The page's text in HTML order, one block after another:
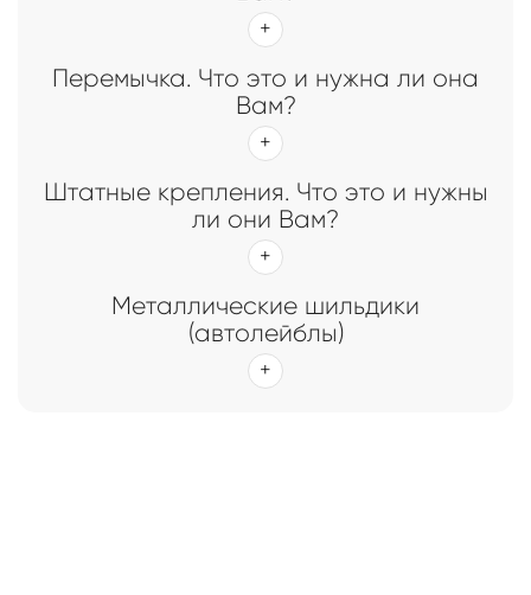
Перемычка. Что это и нужна ли она
Вам?
Штатные крепления. Что это и нужны
ли они Вам?
Металлические шильдики
(автолейблы)